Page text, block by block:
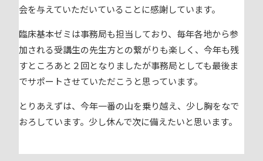
会を与えていただいていることに感謝しています。
臨床基本ゼミは事務局も担当しており、毎年各地から参
加される受講生の先生方との繋がりも楽しく、今年も残
すところあと２回となりましたが事務局としても最後ま
でサポートさせていただこうと思っています。
とりあえずは、今年一番の山を乗り越え、少し胸をなで
おろしています。少し休んで次に備えたいと思います。